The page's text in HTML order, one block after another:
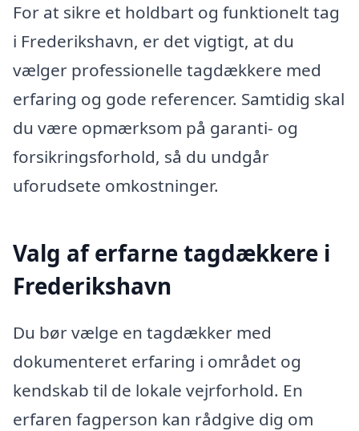
For at sikre et holdbart og funktionelt tag
i Frederikshavn, er det vigtigt, at du
vælger professionelle tagdækkere med
erfaring og gode referencer. Samtidig skal
du være opmærksom på garanti- og
forsikringsforhold, så du undgår
uforudsete omkostninger.
Valg af erfarne tagdækkere i
Frederikshavn
Du bør vælge en tagdækker med
dokumenteret erfaring i området og
kendskab til de lokale vejrforhold. En
erfaren fagperson kan rådgive dig om